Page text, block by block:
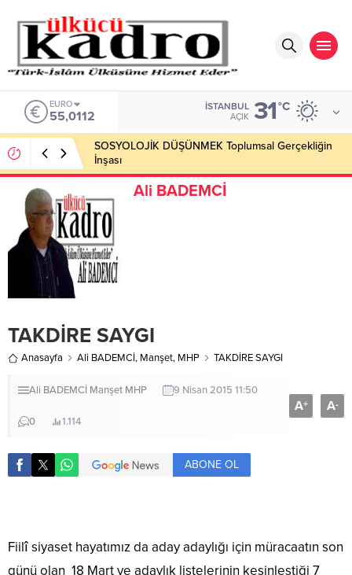
EURO
55,0112
İSTANBUL
AÇIK 31°C
SOSYOLOJİK DÜŞÜNMEK Toplumsal Gerçekliğin
İnşası
Ali BADEMCİ
TAKDİRE SAYGI
Anasayfa Ali BADEMCİ, Manşet, MHP TAKDİRE SAYGI
Ali BADEMCİ Manşet MHP 9 Nisan 2015 11:50
0 1.114
A+ A-
ABONE OL
Fiilî siyaset hayatımız da aday adaylığı için müracaatın son
günü olan 18 Mart ve adaylık listelerinin kesinleştiği 7